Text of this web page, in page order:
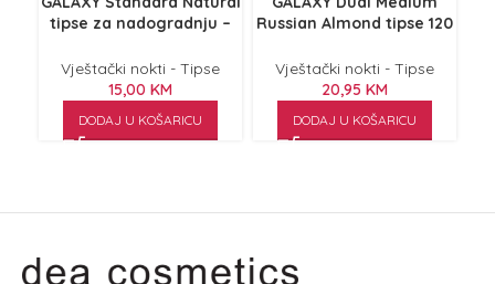
tipse za nadogradnju –
Vještački nokti - Tipse
15,00 KM
DODAJ U KOŠARICU
Russian Almond tipse 120
Vještački nokti - Tipse
20,95 KM
DODAJ U KOŠARICU